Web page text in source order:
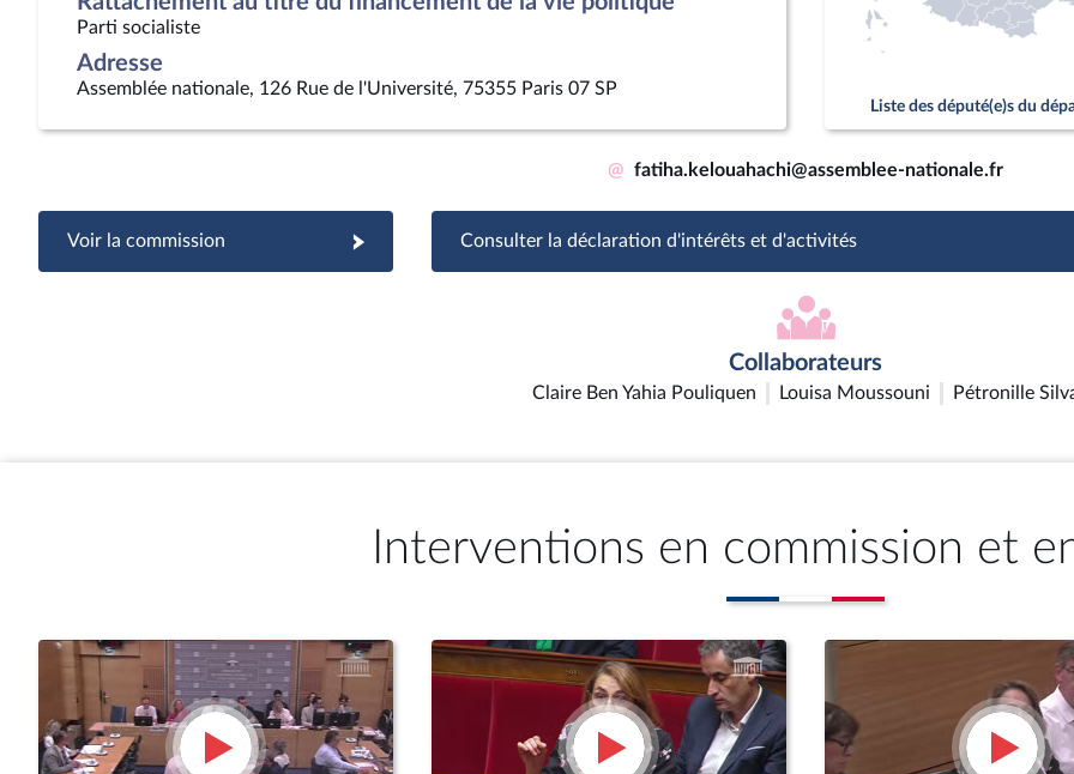
Parti socialiste
Adresse
Assemblée nationale, 126 Rue de l'Université, 75355 Paris 07 SP
Liste des député(e)s du
@ fatiha.kelouahachi@assemblee-nationale.fr
Voir la commission Consulter la déclaration d'intérêts et d'activités
Collaborateurs
Claire Ben Yahia Pouliquen Louisa Moussouni Pétronille
Interventions en commission et